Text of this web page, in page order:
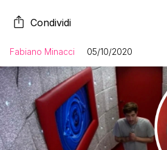
Condividi
Fabiano Minacci 05/10/2020